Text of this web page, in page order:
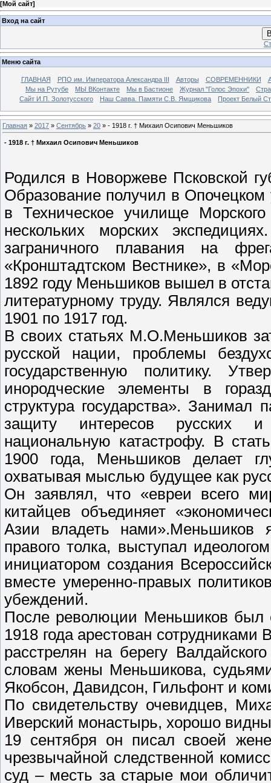
[Мой сайт]
Вход на сайт
Меню сайта
ГЛАВНАЯ РПО им. Императора Александра III Авторы СОВРЕМЕННИКИ
Мы на Рутубе
МЫ ВКонтакте Мы в Бастионе Журнал "Голос Эпохи"
Сайт И.П. Золотусского
Наш Савва. Памяти С.В. Ямщикова Проект Белый
Главная » 2017 » Сентябрь » 20 » - 1918 г. † Михаил Осипович Меньшиков
- 1918 г. † Михаил Осипович Меньшиков
Родился в Новоржеве Псковской
Образование получил в Опочецком
в Техническое училище
нескольких морских
заграничного плавания на
«Кронштадтском Вестнике», в
1892 году Меньшиков вышел в
литературному труду. Являлся
1901 по 1917 год.
В своих статьях М.О.Меньшиков
русской нации, проблемы
государственную политику.
инородческие элементы в
структура государства». Занимал
защиту интересов русских и
национальную катастрофу. В
1900 года, Меньшиков делает
охватывая мыслью будущее как
Он заявлял, что «евреи всего
китайцев объединяет
Азии владеть нами».Меньшиков
правого толка, выступал
инициатором создания
вместе умеренно-правых
убеждений.
После революции Меньшиков был
1918 года арестован
расстрелян на берегу
словам жены Меньшикова,
Якобсон, Давидсон, Гильфонт и
По свидетельству очевидцев,
Иверский монастырь, хорошо
19 сентября он писал своей
чрезвычайной следственной
суд – месть за старые мои